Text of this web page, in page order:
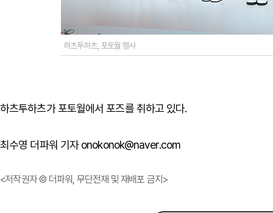
하츠투하츠, 포토월 행사
하츠투하츠가 포토월에서 포즈를 취하고 있다.
최수영 더파워 기자 onokonok@naver.com
<저작권자 © 더파워, 무단전재 및 재배포 금지>